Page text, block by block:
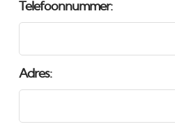
Telefoonnummer:
Adres: